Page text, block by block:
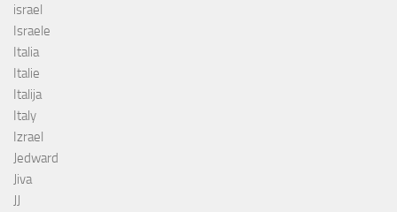
israel
Israele
Italia
Italie
Italija
Italy
Izrael
Jedward
Jiva
JJ